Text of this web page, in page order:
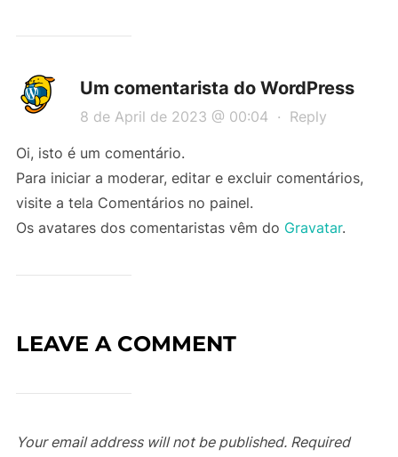
Um comentarista do WordPress
8 de April de 2023 @ 00:04 · Reply
Oi, isto é um comentário.
Para iniciar a moderar, editar e excluir comentários,
visite a tela Comentários no painel.
Os avatares dos comentaristas vêm do Gravatar.
LEAVE A COMMENT
Your email address will not be published. Required